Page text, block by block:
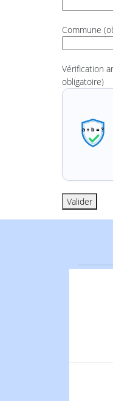
Commune
Vérification
obligatoire)
Valider